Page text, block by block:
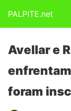
PALPITE.net
Avellar e
foram